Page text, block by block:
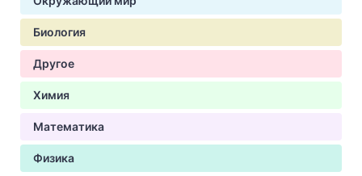
Биология
Другое
Химия
Математика
Физика